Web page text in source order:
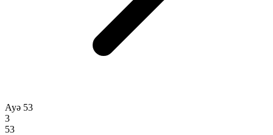
Ayə 53
3
53